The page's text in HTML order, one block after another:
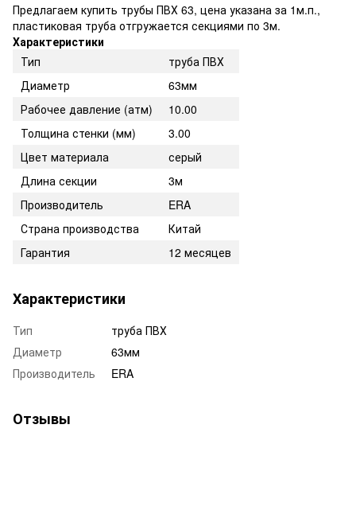
Предлагаем купить трубы ПВХ 63, цена указана за 1м.п.,
пластиковая труба отгружается секциями по 3м.
Характеристики
Тип
труба ПВХ
Диаметр
63мм
Рабочее давление (атм)
10.00
Толщина стенки (мм)
3.00
Цвет материала
серый
Длина секции
3м
Производитель
ERA
Страна производства
Китай
Гарантия
12 месяцев
Характеристики
Тип
труба ПВХ
Диаметр
63мм
Производитель
ERA
Отзывы